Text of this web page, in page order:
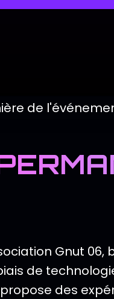
DEGnut
de
propose des